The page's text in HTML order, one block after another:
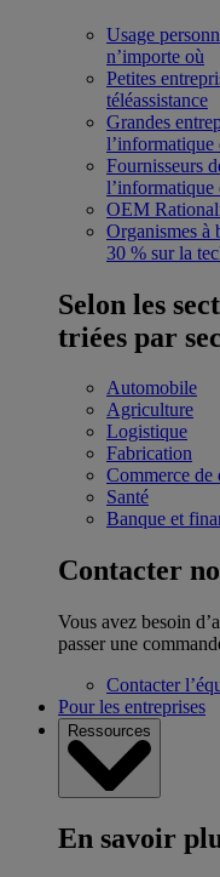
Usage
n’importe où
Petites
téléassistance
Grandes
l’informatique
Fournisseurs
l’informatique
OEM
Organismes à
30 % sur la
Selon les
triées par
Automobile
Agriculture
Logistique
Fabrication
Commerce de
Santé
Banque et
Contacter
Vous avez besoin
passer une
Contacter
Pour les entreprises
Ressources
En savoir